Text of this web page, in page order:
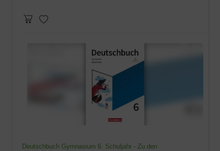
Deutschbuch Gymnasium 6. Schuljahr - Zu den